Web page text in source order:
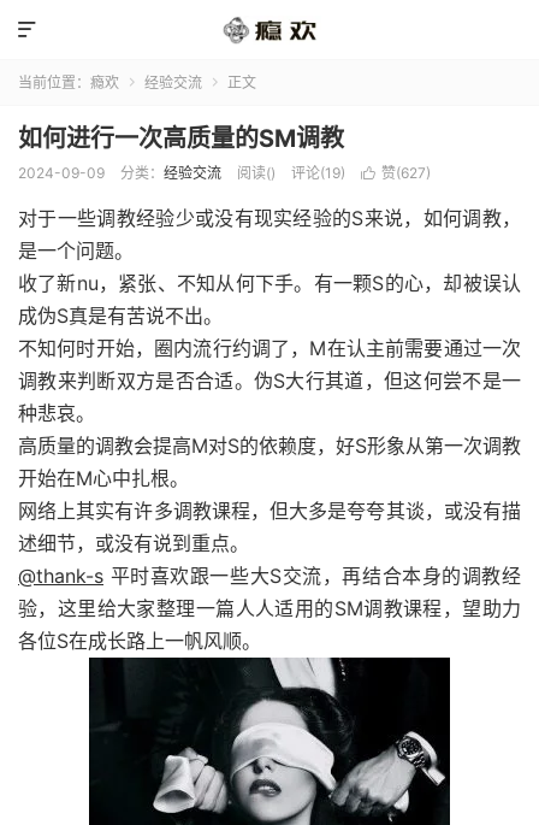

当前位置： 瘾欢  经验交流  正文
如何进行一次高质量的SM调教
2024-09-09 分类： 经验交流 阅读() 评论(19)  赞(627)
对于一些调教经验少或没有现实经验的S来说，如何调教，
是一个问题。
收了新nu，紧张、不知从何下手。有一颗S的心，却被误认
成伪S真是有苦说不出。
不知何时开始，圈内流行约调了，M在认主前需要通过一次
调教来判断双方是否合适。伪S大行其道，但这何尝不是一
种悲哀。
高质量的调教会提高M对S的依赖度，好S形象从第一次调教
开始在M心中扎根。
网络上其实有许多调教课程，但大多是夸夸其谈，或没有描
述细节，或没有说到重点。
@thank-s 平时喜欢跟一些大S交流，再结合本身的调教经
验，这里给大家整理一篇人人适用的SM调教课程，望助力
各位S在成长路上一帆风顺。